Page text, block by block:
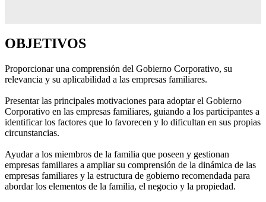
OBJETIVOS
Proporcionar una comprensión del Gobierno Corporativo, su
relevancia y su aplicabilidad a las empresas familiares.
Presentar las principales motivaciones para adoptar el Gobierno
Corporativo en las empresas familiares, guiando a los participantes a
identificar los factores que lo favorecen y lo dificultan en sus propias
circunstancias.
Ayudar a los miembros de la familia que poseen y gestionan
empresas familiares a ampliar su comprensión de la dinámica de las
empresas familiares y la estructura de gobierno recomendada para
abordar los elementos de la familia, el negocio y la propiedad.